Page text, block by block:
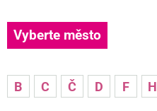
Vyberte město
B C Č D F H